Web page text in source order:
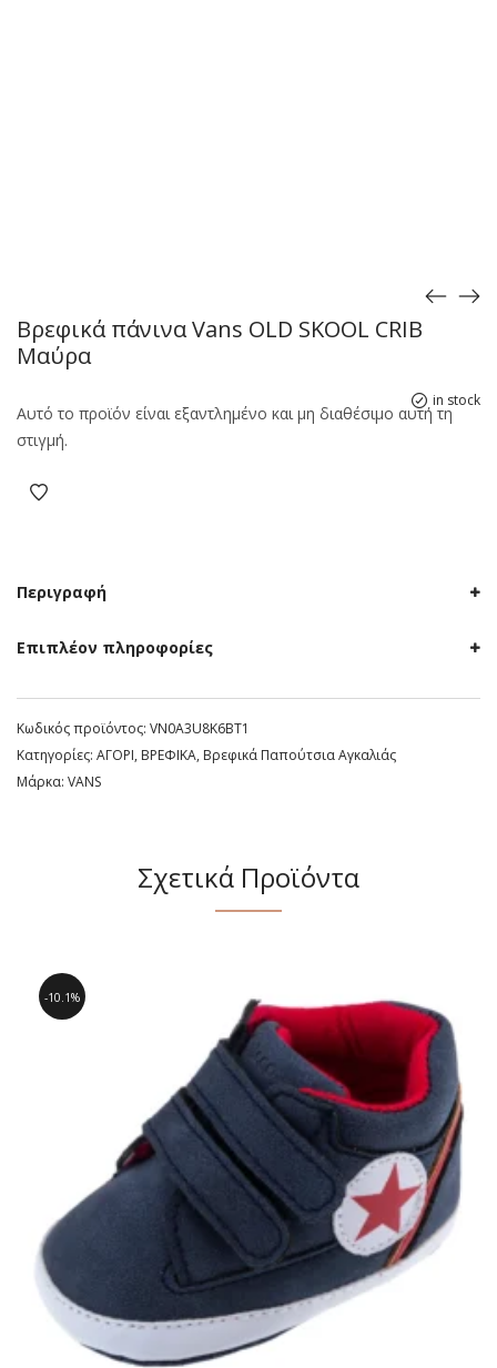
Βρεφικά πάνινα Vans OLD SKOOL CRIB
Μαύρα
in stock
Αυτό το προϊόν είναι εξαντλημένο και μη διαθέσιμο αυτή τη
στιγμή.
Περιγραφή
Επιπλέον πληροφορίες
Κωδικός προϊόντος: VN0A3U8K6BT1
Κατηγορίες: ΑΓΟΡΙ, ΒΡΕΦΙΚΑ, Βρεφικά Παπούτσια Αγκαλιάς
Μάρκα: VANS
Σχετικά Προϊόντα
10.1%